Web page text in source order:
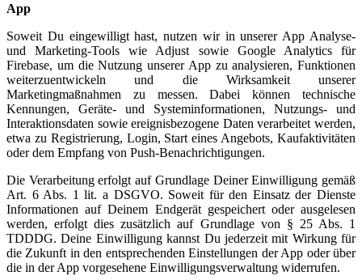
App
Soweit Du eingewilligt hast, nutzen wir in unserer App Analyse-
und Marketing-Tools wie Adjust sowie Google Analytics für
Firebase, um die Nutzung unserer App zu analysieren, Funktionen
weiterzuentwickeln und die Wirksamkeit unserer
Marketingmaßnahmen zu messen. Dabei können technische
Kennungen, Geräte- und Systeminformationen, Nutzungs- und
Interaktionsdaten sowie ereignisbezogene Daten verarbeitet werden,
etwa zu Registrierung, Login, Start eines Angebots, Kaufaktivitäten
oder dem Empfang von Push-Benachrichtigungen.
Die Verarbeitung erfolgt auf Grundlage Deiner Einwilligung gemäß
Art. 6 Abs. 1 lit. a DSGVO. Soweit für den Einsatz der Dienste
Informationen auf Deinem Endgerät gespeichert oder ausgelesen
werden, erfolgt dies zusätzlich auf Grundlage von § 25 Abs. 1
TDDDG. Deine Einwilligung kannst Du jederzeit mit Wirkung für
die Zukunft in den entsprechenden Einstellungen der App oder über
die in der App vorgesehene Einwilligungsverwaltung widerrufen.